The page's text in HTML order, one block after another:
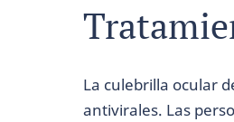
La culebrilla ocular
antivirales. Las